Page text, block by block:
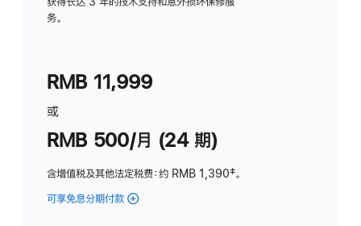
务。
RMB 11,999
或
RMB 500/月 (24 期)
含增值税及其他法定税费：约 RMB 1,390脚
‡。
可享免息分期付款 (Studio